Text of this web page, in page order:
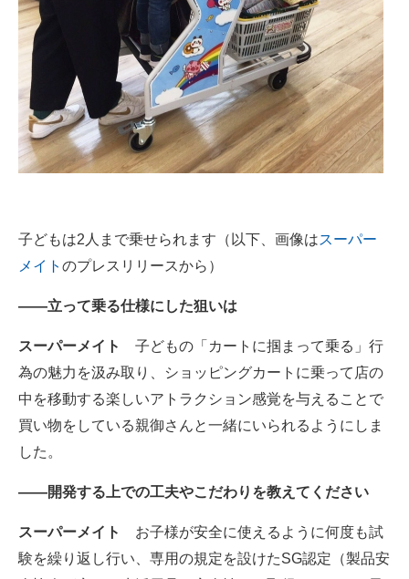
子どもは2人まで乗せられます（以下、画像はスーパー
メイト のプレスリリースから）
――立って乗る仕様にした狙いは
スーパーメイト
子どもの「カートに掴まって乗る」行
為の魅力を汲み取り、ショッピングカートに乗って店の
中を移動する楽しいアトラクション感覚を与えることで
買い物をしている親御さんと一緒にいられるようにしま
した。
――開発する上での工夫やこだわりを教えてください
スーパーメイト
お子様が安全に使えるように何度も試
験を繰り返し行い、専用の規定を設けたSG認定（製品安